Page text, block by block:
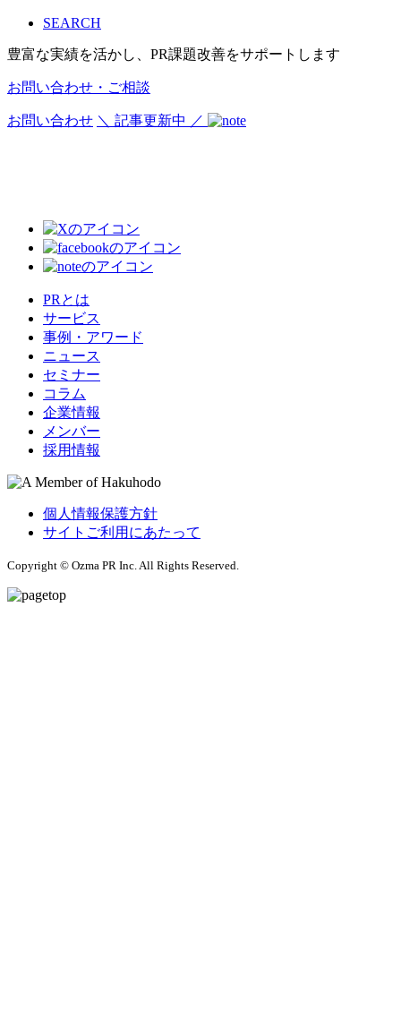
SEARCH
豊富な実績を活かし、PR課題改善をサポートします
お問い合わせ・ご相談
お問い合わせ ＼ 記事更新中 ／
PRとは
サービス
事例・アワード
ニュース
セミナー
コラム
企業情報
メンバー
採用情報
個人情報保護方針
サイトご利用にあたって
Copyright © Ozma PR Inc. All Rights Reserved.